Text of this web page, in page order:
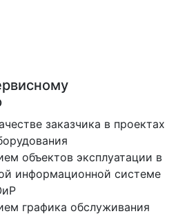
заказчика в проектах
объектов эксплуатации в
информационной системе
графика обслуживания